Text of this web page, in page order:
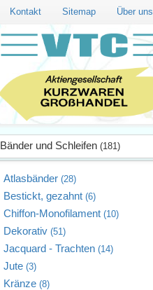
Kontakt Sitemap Über uns
Bänder und Schleifen (181)
Atlasbänder (28)
Bestickt, gezahnt (6)
Chiffon-Monofilament (10)
Dekorativ (51)
Jacquard - Trachten (14)
Jute (3)
Kränze (8)